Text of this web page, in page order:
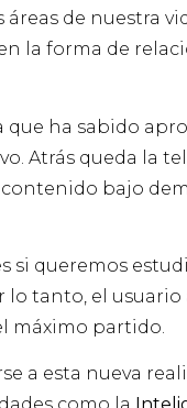
de nuestra
la forma de
que ha sabido
Atrás queda la
contenido bajo
si queremos
lo tanto, el
máximo partido.
a esta nueva